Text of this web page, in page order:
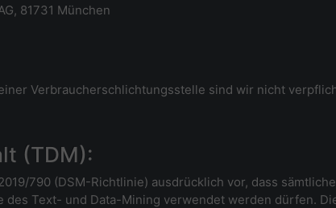
81731 München
Verbraucherschlichtungsstelle sind wir nicht
(TDM):
790 (DSM-Richtlinie) ausdrücklich vor, dass
Text- und Data-Mining verwendet werden dürfen.